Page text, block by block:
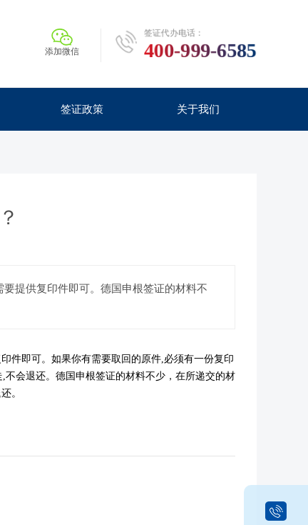
添加微信
签证代办电话：
400-999-6585
签证政策 关于我们
提供复印件即可。德国申根签证的材料不
件即可。如果你有需要取回的原件,必须有一份复印
会退还。德国申根签证的材料不少，在所递交的材
。